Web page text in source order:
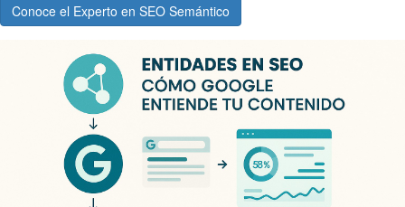
Conoce el Experto en SEO Semántico